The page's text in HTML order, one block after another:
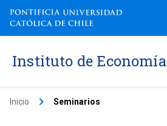
Instituto de Economía
Inicio keyboard_arrow_right Seminarios